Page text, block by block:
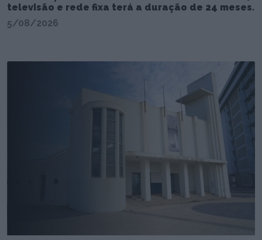
televisão e rede fixa terá a duração de 24 meses.
5/08/2026